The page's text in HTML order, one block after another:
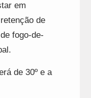
em
de
fogo-de-
de 30º e a